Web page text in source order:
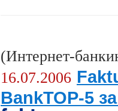
(Интернет-
16.07.2006
BankTOP-5